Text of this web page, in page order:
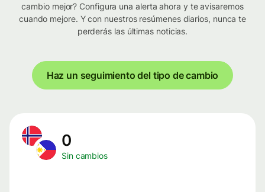
cambio mejor? Configura una alerta ahora y te avisaremos
cuando mejore. Y con nuestros resúmenes diarios, nunca te
perderás las últimas noticias.
Haz un seguimiento del tipo de cambio
0
Sin cambios